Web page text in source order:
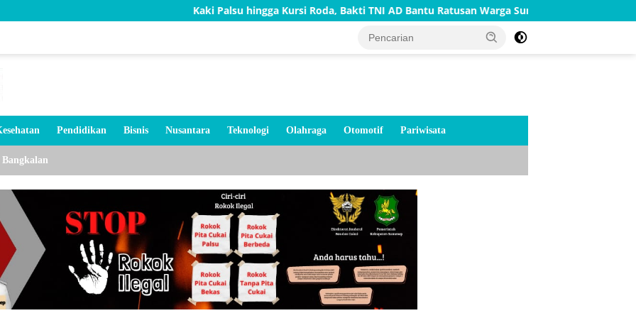
Kaki Palsu hingga Kursi Roda, Bakti TNI AD Bantu Ratusan Warga Sumenep TNI AD Bangun
Pendidikan Bisnis Nusantara Teknologi Olahraga Otomotif Pariwisata
Bangkalan